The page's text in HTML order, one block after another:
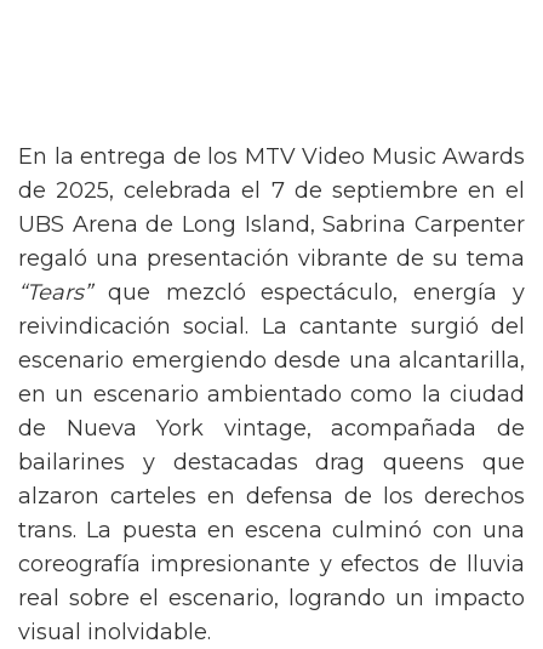
En la entrega de los MTV Video Music Awards
de 2025, celebrada el 7 de septiembre en el
UBS Arena de Long Island, Sabrina Carpenter
regaló una presentación vibrante de su tema
“Tears”que mezcló espectáculo, energía y
reivindicación social. La cantante surgió del
escenario emergiendo desde una alcantarilla,
en un escenario ambientado como la ciudad
de Nueva York vintage, acompañada de
bailarines y destacadas drag queens que
alzaron carteles en defensa de los derechos
trans. La puesta en escena culminó con una
coreografía impresionante y efectos de lluvia
real sobre el escenario, logrando un impacto
visual inolvidable.